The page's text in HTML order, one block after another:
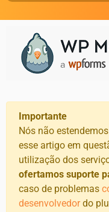
Importante
Nós não
esse artigo em
utilização dos
ofertamos suporte
caso de problemas
desenvolvedordo